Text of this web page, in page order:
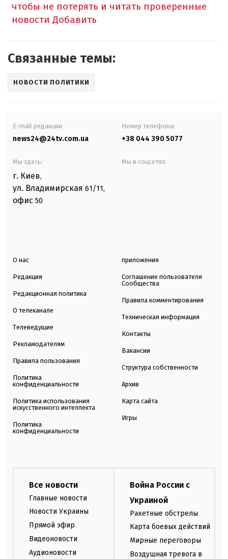
чтобы не потерять и читать проверенные
новости Добавить
Связанные темы:
НОВОСТИ ПОЛИТИКИ
E-mail редакции
news24@24tv.com.ua
Номер телефона:
+38 044 390 5077
Мы здесь:
г. Киев,
ул. Владимирская 61/11,
офис 50
Мы в соцсетях:
О нас
Редакция
Редакционная политика
О телеканале
Телеведущие
Рекламодателям
Правила пользования
Политика
конфиденциальности
Политика использования
искусственного интеллекта
Политика
конфиденциальности
приложения
Соглашение пользователя
Сообщества
Правила комментирования
Техническая информация
Контакты
Вакансии
Структура собственности
Архив
Карта сайта
Игры
Все новости
Главные новости
Новости Украины
Прямой эфир
Видеоновости
Аудионовости
Война России с
Украиной
Ракетные обстрелы
Карта боевых действий
Мирные переговоры
Воздушная тревога в